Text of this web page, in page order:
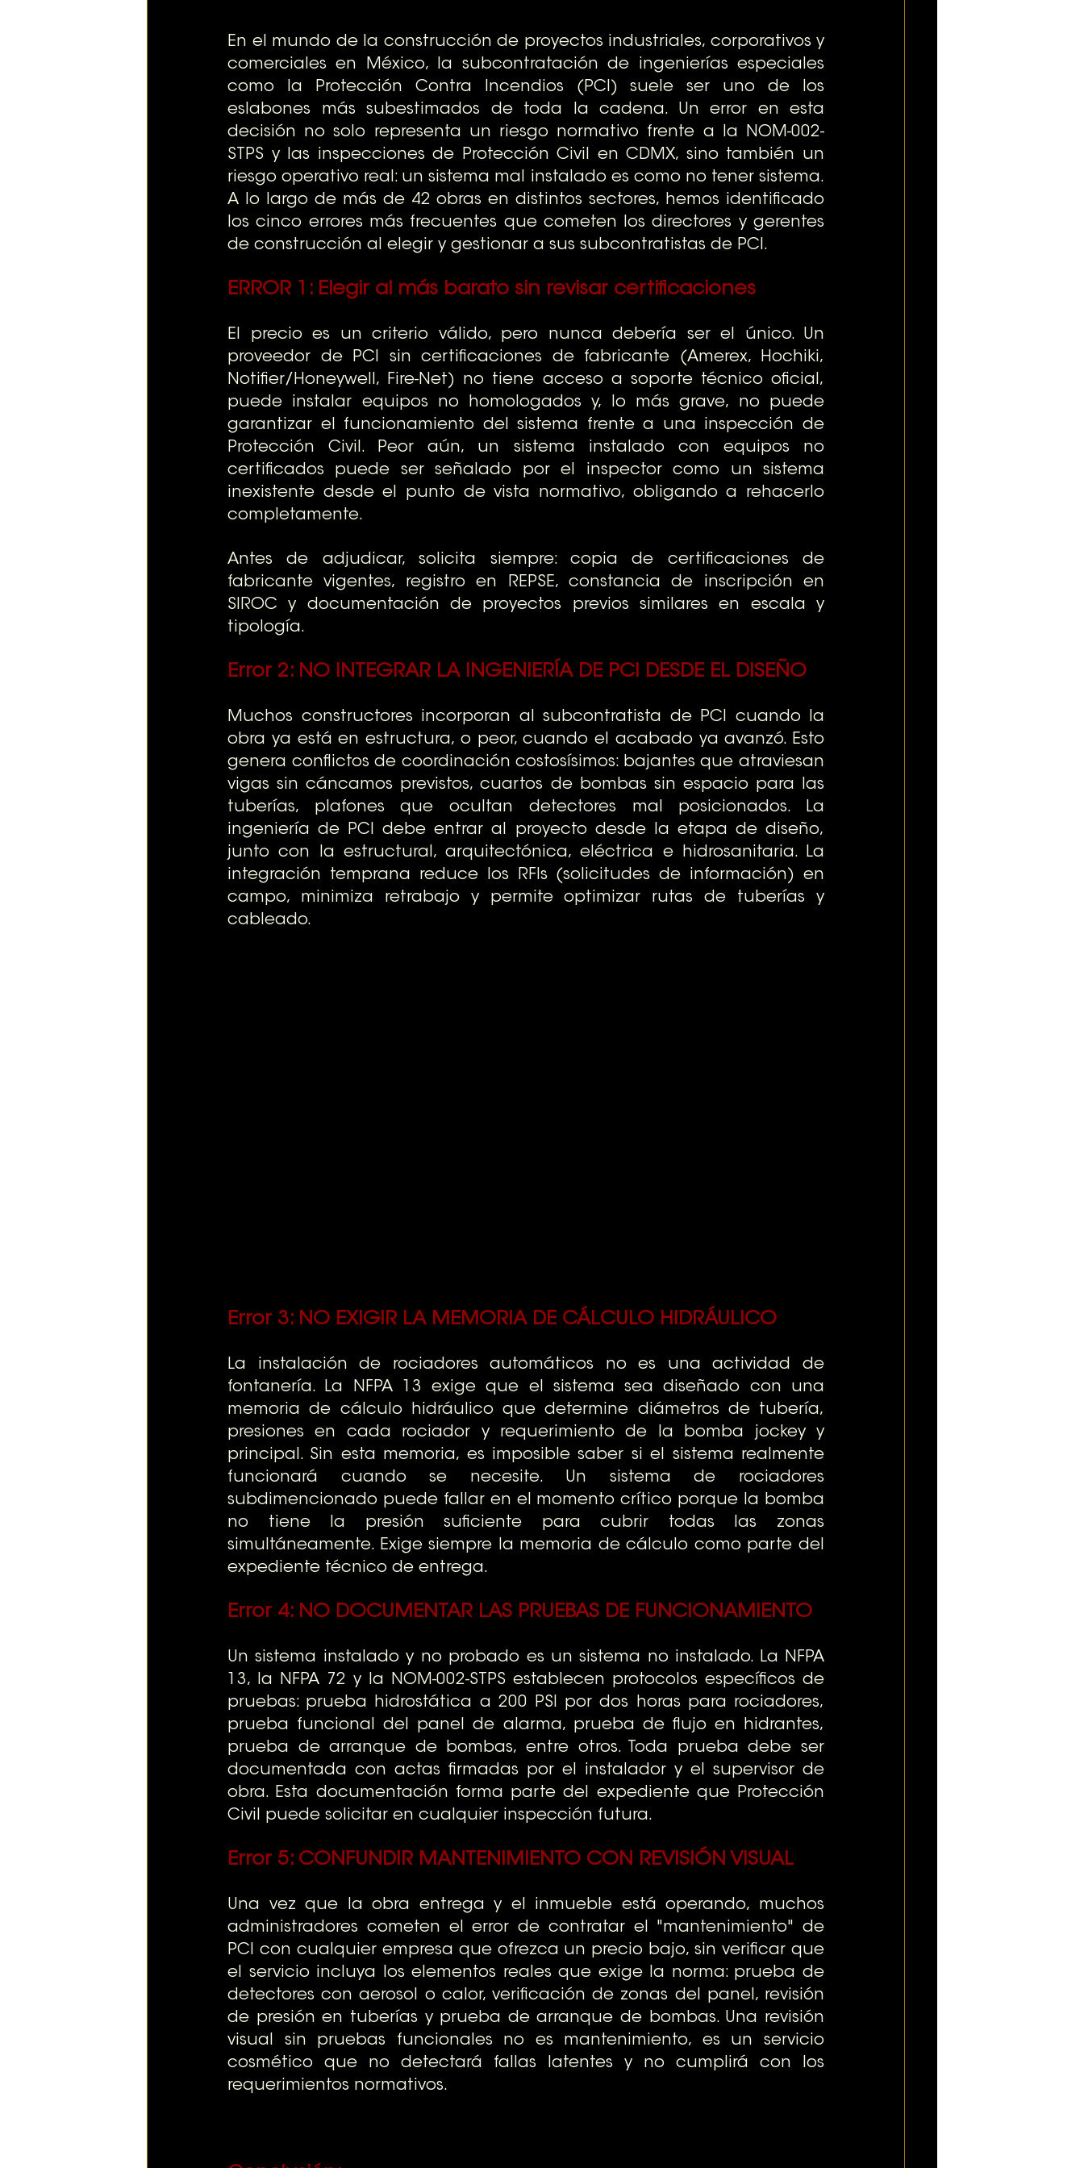
En el mundo de la construcción de proyectos industriales, corporativos y
comerciales en México, la subcontratación de ingenierías especiales
como la Protección Contra Incendios (PCI) suele ser uno de los
eslabones más subestimados de toda la cadena. Un error en esta
decisión no solo representa un riesgo normativo frente a la NOM-002-
STPS y las inspecciones de Protección Civil en CDMX, sino también un
riesgo operativo real: un sistema mal instalado es como no tener sistema.
A lo largo de más de 42 obras en distintos sectores, hemos identificado
los cinco errores más frecuentes que cometen los directores y gerentes
de construcción al elegir y gestionar a sus subcontratistas de PCI.
ERROR 1: Elegir al más barato sin revisar certificaciones
El precio es un criterio válido, pero nunca debería ser el único. Un
proveedor de PCI sin certificaciones de fabricante (Amerex, Hochiki,
Notifier/Honeywell, Fire-Net) no tiene acceso a soporte técnico oficial,
puede instalar equipos no homologados y, lo más grave, no puede
garantizar el funcionamiento del sistema frente a una inspección de
Protección Civil. Peor aún, un sistema instalado con equipos no
certificados puede ser señalado por el inspector como un sistema
inexistente desde el punto de vista normativo, obligando a rehacerlo
completamente.
Antes de adjudicar, solicita siempre: copia de certificaciones de
fabricante vigentes, registro en REPSE, constancia de inscripción en
SIROC y documentación de proyectos previos similares en escala y
tipología.
Error 2: NO INTEGRAR LA INGENIERÍA DE PCI DESDE EL DISEÑO
Muchos constructores incorporan al subcontratista de PCI cuando la
obra ya está en estructura, o peor, cuando el acabado ya avanzó. Esto
genera conflictos de coordinación costosísimos: bajantes que atraviesan
vigas sin cáncamos previstos, cuartos de bombas sin espacio para las
tuberías, plafones que ocultan detectores mal posicionados. La
ingeniería de PCI debe entrar al proyecto desde la etapa de diseño,
junto con la estructural, arquitectónica, eléctrica e hidrosanitaria. La
integración temprana reduce los RFIs (solicitudes de información) en
campo, minimiza retrabajo y permite optimizar rutas de tuberías y
cableado.
Error 3: NO EXIGIR LA MEMORIA DE CÁLCULO HIDRÁULICO
La instalación de rociadores automáticos no es una actividad de
fontanería. La NFPA 13 exige que el sistema sea diseñado con una
memoria de cálculo hidráulico que determine diámetros de tubería,
presiones en cada rociador y requerimiento de la bomba jockey y
principal. Sin esta memoria, es imposible saber si el sistema realmente
funcionará cuando se necesite. Un sistema de rociadores
subdimencionado puede fallar en el momento crítico porque la bomba
no tiene la presión suficiente para cubrir todas las zonas
simultáneamente. Exige siempre la memoria de cálculo como parte del
expediente técnico de entrega.
Error 4: NO DOCUMENTAR LAS PRUEBAS DE FUNCIONAMIENTO
Un sistema instalado y no probado es un sistema no instalado. La NFPA
13, la NFPA 72 y la NOM-002-STPS establecen protocolos específicos de
pruebas: prueba hidrostática a 200 PSI por dos horas para rociadores,
prueba funcional del panel de alarma, prueba de flujo en hidrantes,
prueba de arranque de bombas, entre otros. Toda prueba debe ser
documentada con actas firmadas por el instalador y el supervisor de
obra. Esta documentación forma parte del expediente que Protección
Civil puede solicitar en cualquier inspección futura.
Error 5: CONFUNDIR MANTENIMIENTO CON REVISIÓN VISUAL
Una vez que la obra entrega y el inmueble está operando, muchos
administradores cometen el error de contratar el "mantenimiento" de
PCI con cualquier empresa que ofrezca un precio bajo, sin verificar que
el servicio incluya los elementos reales que exige la norma: prueba de
detectores con aerosol o calor, verificación de zonas del panel, revisión
de presión en tuberías y prueba de arranque de bombas. Una revisión
visual sin pruebas funcionales no es mantenimiento, es un servicio
cosmético que no detectará fallas latentes y no cumplirá con los
requerimientos normativos.